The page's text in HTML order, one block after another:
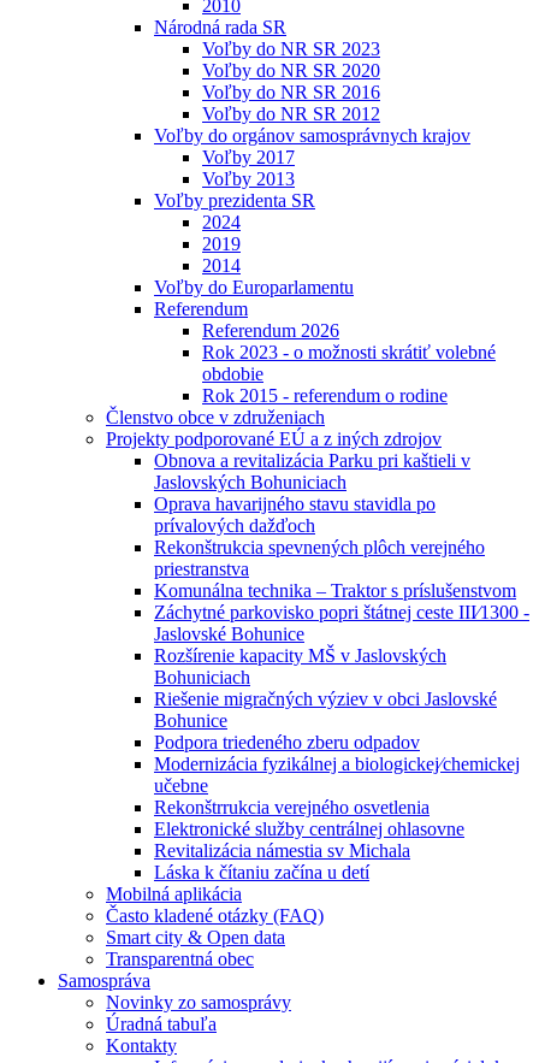
2010
Národná rada SR
Voľby do NR SR 2023
Voľby do NR SR 2020
Voľby do NR SR 2016
Voľby do NR SR 2012
Voľby do orgánov samosprávnych krajov
Voľby 2017
Voľby 2013
Voľby prezidenta SR
2024
2019
2014
Voľby do Europarlamentu
Referendum
Referendum 2026
Rok 2023 - o možnosti skrátiť volebné
obdobie
Rok 2015 - referendum o rodine
Členstvo obce v združeniach
Projekty podporované EÚ a z iných zdrojov
Obnova a revitalizácia Parku pri kaštieli v
Jaslovských Bohuniciach
Oprava havarijného stavu stavidla po
prívalových dažďoch
Rekonštrukcia spevnených plôch verejného
priestranstva
Komunálna technika – Traktor s príslušenstvom
Záchytné parkovisko popri štátnej ceste III⁄1300 -
Jaslovské Bohunice
Rozšírenie kapacity MŠ v Jaslovských
Bohuniciach
Riešenie migračných výziev v obci Jaslovské
Bohunice
Podpora triedeného zberu odpadov
Modernizácia fyzikálnej a biologickej⁄chemickej
učebne
Rekonštrrukcia verejného osvetlenia
Elektronické služby centrálnej ohlasovne
Revitalizácia námestia sv Michala
Láska k čítaniu začína u detí
Mobilná aplikácia
Často kladené otázky (FAQ)
Smart city & Open data
Transparentná obec
Samospráva
Novinky zo samosprávy
Úradná tabuľa
Kontakty